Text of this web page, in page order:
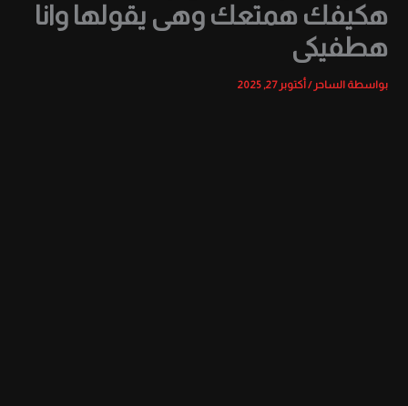
هكيفك همتعك وهى يقولها وانا
هطفيكى
بواسطة الساحر/أكتوبر 27, 2025